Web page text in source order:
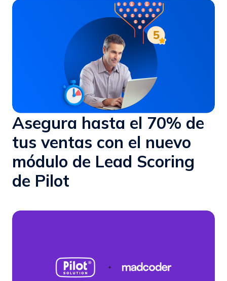
Asegura hasta el 70% de
tus ventas con el nuevo
módulo de Lead Scoring
de Pilot